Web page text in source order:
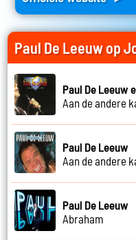
Paul De Leeuw op
Paul De Leeuw
Aan de andere
Paul De Leeuw
Aan de andere
Paul De Leeuw
Abraham